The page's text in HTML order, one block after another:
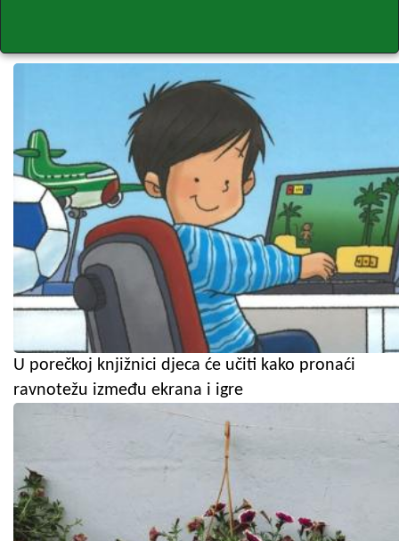
U porečkoj knjižnici djeca će učiti kako pronaći
ravnotežu između ekrana i igre